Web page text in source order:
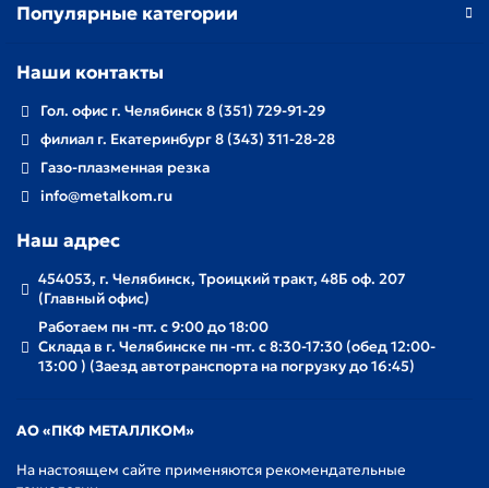
Популярные категории
Наши контакты
Гол. офис г. Челябинск 8 (351) 729-91-29
филиал г. Екатеринбург 8 (343) 311-28-28
Газо-плазменная резка
info@metalkom.ru
Наш адрес
454053, г. Челябинск, Троицкий тракт, 48Б оф. 207
(Главный офис)
Работаем пн -пт. с 9:00 до 18:00
Склада в г. Челябинске пн -пт. с 8:30-17:30 (обед 12:00-
13:00 ) (Заезд автотранспорта на погрузку до 16:45)
АО «ПКФ МЕТАЛЛКОМ»
На настоящем сайте применяются рекомендательные